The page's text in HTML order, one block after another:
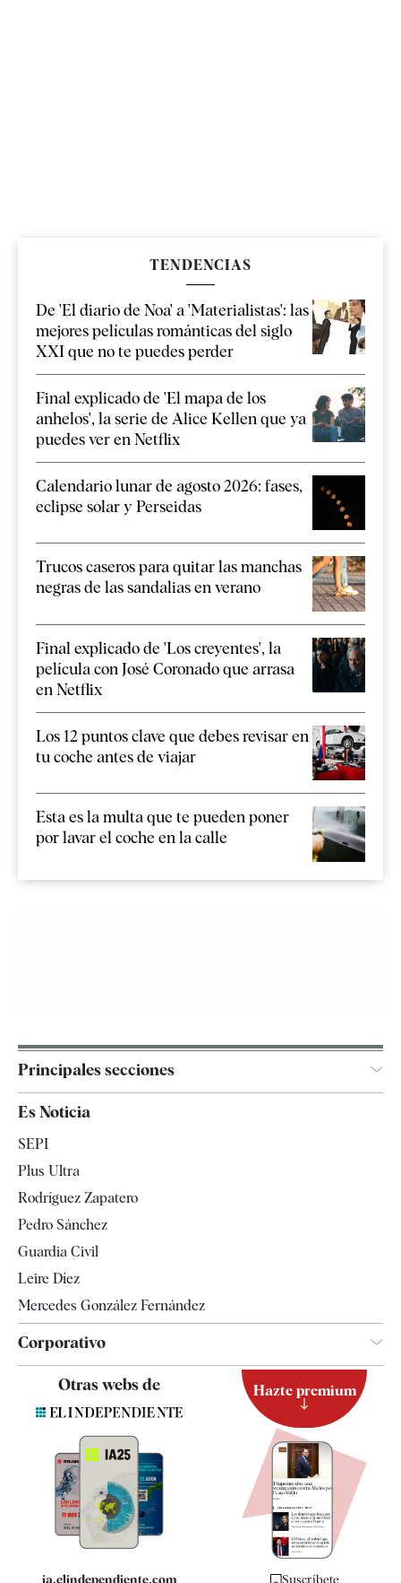
TENDENCIAS
De 'El diario de Noa' a 'Materialistas': las
mejores películas románticas del siglo
XXI que no te puedes perder
Final explicado de 'El mapa de los
anhelos', la serie de Alice Kellen que ya
puedes ver en Netflix
Calendario lunar de agosto 2026: fases,
eclipse solar y Perseidas
Trucos caseros para quitar las manchas
negras de las sandalias en verano
Final explicado de 'Los creyentes', la
película con José Coronado que arrasa
en Netflix
Los 12 puntos clave que debes revisar en
tu coche antes de viajar
Esta es la multa que te pueden poner
por lavar el coche en la calle
Principales secciones
Televisión
Es Noticia
SEPI
Plus Ultra
Rodríguez Zapatero
Pedro Sánchez
Guardia Civil
Leire Díez
Mercedes González Fernández
Corporativo
Quiénes somos
Especificaciones
Otras webs de
ia.elindependiente.com
Hazte premium
Suscríbete